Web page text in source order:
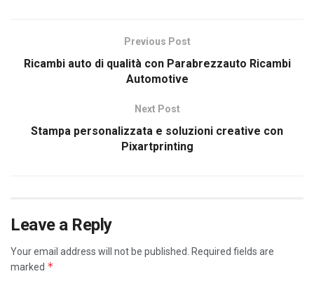
Previous Post
Ricambi auto di qualità con Parabrezzauto Ricambi
Automotive
Next Post
Stampa personalizzata e soluzioni creative con
Pixartprinting
Leave a Reply
Your email address will not be published.
Required fields are
marked *